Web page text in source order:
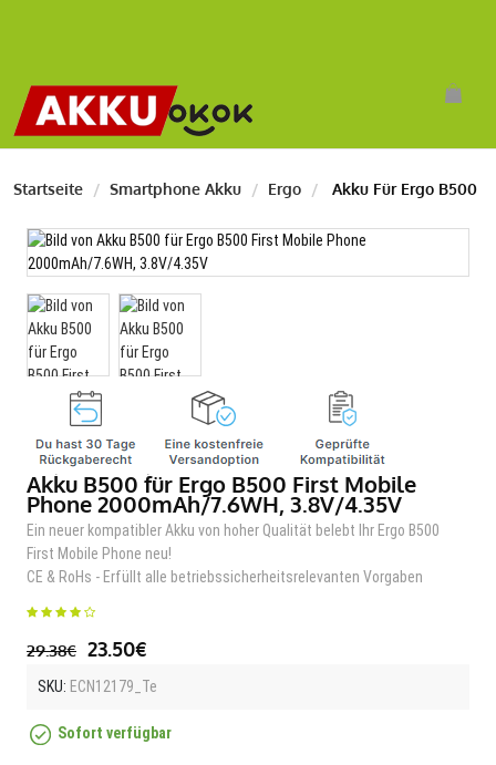
Startseite Smartphone Akku Ergo Akku Für Ergo B500
Akku B500 für Ergo B500 First Mobile
Phone 2000mAh/7.6WH, 3.8V/4.35V
Ein neuer kompatibler Akku von hoher Qualität belebt Ihr Ergo B500
First Mobile Phone neu!
CE & RoHs - Erfüllt alle betriebssicherheitsrelevanten Vorgaben
29.38€ 23.50€
SKU: ECN12179_Te
Sofort verfügbar